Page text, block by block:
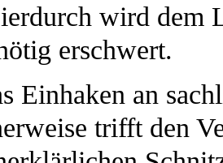
wird dem
erschwert.
Einhaken an
trifft den